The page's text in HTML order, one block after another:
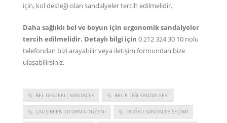
için, kol desteği olan sandalyeler tercih edilmelidir.
Daha sağlıklı bel ve boyun için ergonomik sandalyeler
tercih edilmelidir. Detaylı bilgi için 0 212 324 30 10 nolu
telefondan bizi arayabilir veya iletişim formundan bize
ulaşabilirsiniz.
BEL DESTEKLI SANDALYE BEL FITIĞI SANDALYESI
ÇALIŞIRKEN OTURMA DÜZENI DOĞRU SANDALYE SEÇIMI